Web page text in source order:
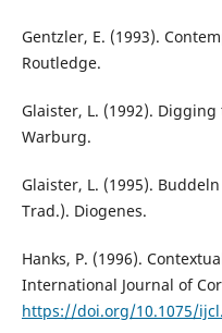
Gentzler, E. (1993).
Routledge.
Glaister, L. (1992).
Warburg.
Glaister, L. (1995).
Trad.). Diogenes.
Hanks, P. (1996).
International Journal of
https://doi.org/10.1075/